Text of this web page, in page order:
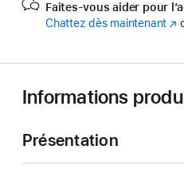
Faites-vous aider pour
Chattez dès maintenant
Informations
Présentation